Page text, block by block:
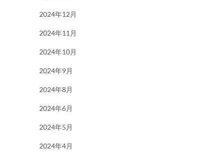
2024年12月
2024年11月
2024年10月
2024年9月
2024年8月
2024年6月
2024年5月
2024年4月